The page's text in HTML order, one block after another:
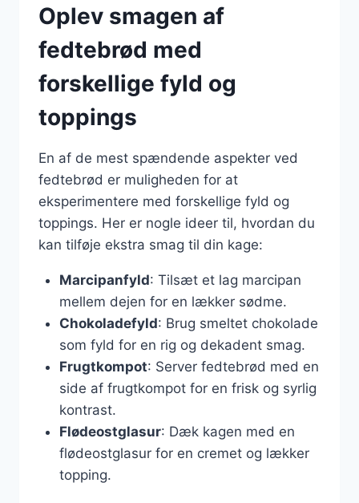
Oplev smagen af
fedtebrød med
forskellige fyld og
toppings
En af de mest spændende aspekter ved
fedtebrød er muligheden for at
eksperimentere med forskellige fyld og
toppings. Her er nogle ideer til, hvordan du
kan tilføje ekstra smag til din kage:
Marcipanfyld: Tilsæt et lag marcipan
mellem dejen for en lækker sødme.
Chokoladefyld: Brug smeltet chokolade
som fyld for en rig og dekadent smag.
Frugtkompot: Server fedtebrød med en
side af frugtkompot for en frisk og syrlig
kontrast.
Flødeostglasur: Dæk kagen med en
flødeostglasur for en cremet og lækker
topping.